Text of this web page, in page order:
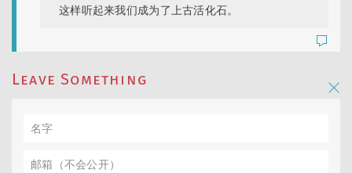
这样听起来我们成为了上古活化石。
Leave Something